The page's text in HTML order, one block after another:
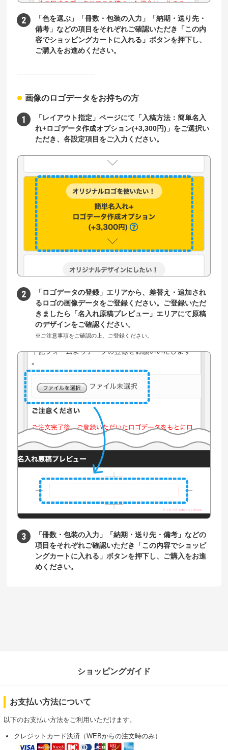
「色を選ぶ」「冊数・包装の入力」「納期・送り先・
備考」などの項目をそれぞれご確認いただき「この内
容でショッピングカートに入れる」ボタンを押下し、
ご購入をお進めください。
画像のロゴデータをお持ちの方
「レイアウト指定」ページにて「入稿方法：簡単名入
れ+ロゴデータ作成オプション(+3,300円)」をご選択い
ただき、各設定項目をご入力ください。
「ロゴデータの登録」エリアから、差替え・追加され
るロゴの画像データをご登録ください。ご登録いただ
きましたら「名入れ原稿プレビュー」エリアにて原稿
のデザインをご確認ください。
※ご注意事項をご確認の上、ご登録ください。
「冊数・包装の入力」「納期・送り先・備考」などの
項目をそれぞれご確認いただき「この内容でショッピ
ングカートに入れる」ボタンを押下し、ご購入をお進
めください。
ショッピングガイド
お支払い方法について
以下のお支払い方法をご利用いただけます。
クレジットカード決済（WEBからの注文時のみ）